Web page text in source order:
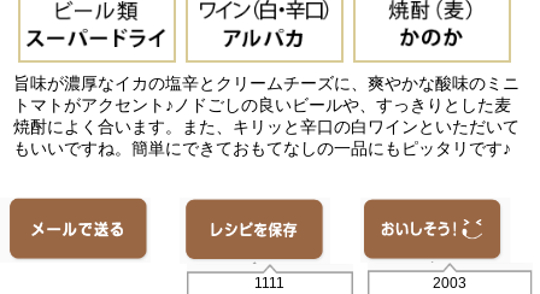
旨味が濃厚なイカの塩辛とクリームチーズに、爽やかな酸味のミニ
トマトがアクセント♪ノドごしの良いビールや、すっきりとした麦
焼酎によく合います。また、キリッと辛口の白ワインといただいて
もいいですね。簡単にできておもてなしの一品にもピッタリです♪
1111 2003